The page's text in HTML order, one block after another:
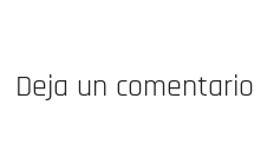
Deja un comentario